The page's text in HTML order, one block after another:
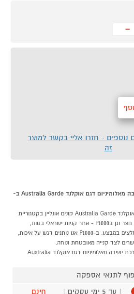
-
נוספים - חזרו אליי בקשר למוצר
זה
למה כדאי לקנות מערכת ישיבה מאלומיניום דגם אוקלנד Australia Garde ב-
מערכת ישיבה מאלומיניום דגם אוקלנד Australia Garde קונים אונליין בקטגוריית
מערכות ישיבה במחלקת ריהוט חצר וגן בP1000 - אתר קניות ישראלי בטוח,
משתלם ונוח המציע מוצרים מומלצים במבצע. ב-P1000 אנו נותנים דגש על איכות,
לצד קנייה מאובטחת ונוחה.
אצלנו, קניות באינטרנט של מערכת ישיבה מאלומיניום דגם אוקלנד Australia
לתנאי אספקה
| עד 5 ימי עסקים |
חינם